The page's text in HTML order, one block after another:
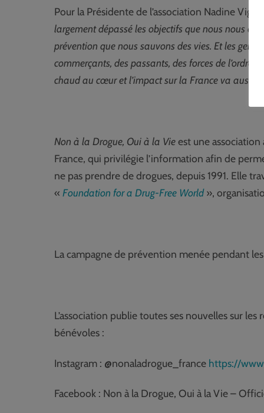
Pour la Présidente de l’association Nadine
largement dépassé les objectifs que nous nous
prévention que nous sauvons des vies. Et les gens
commerçants, des passants, des forces de
chaud au cœur et l’impact sur la France va aussi
Non à la Drogue, Oui à la Vieest une
France, qui privilégie l’information afin de
ne pas prendre de drogues, depuis 1991. Elle
« Foundation for a Drug-Free World»,
La campagne de prévention menée pendant
L’association publie toutes ses nouvelles sur
bénévoles :
Instagram : @nonaladrogue_france https://
Facebook : Non à la Drogue, Oui à la Vie –